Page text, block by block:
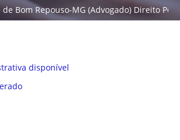
Bom Repouso-MG (Advogado) Direito
disponível